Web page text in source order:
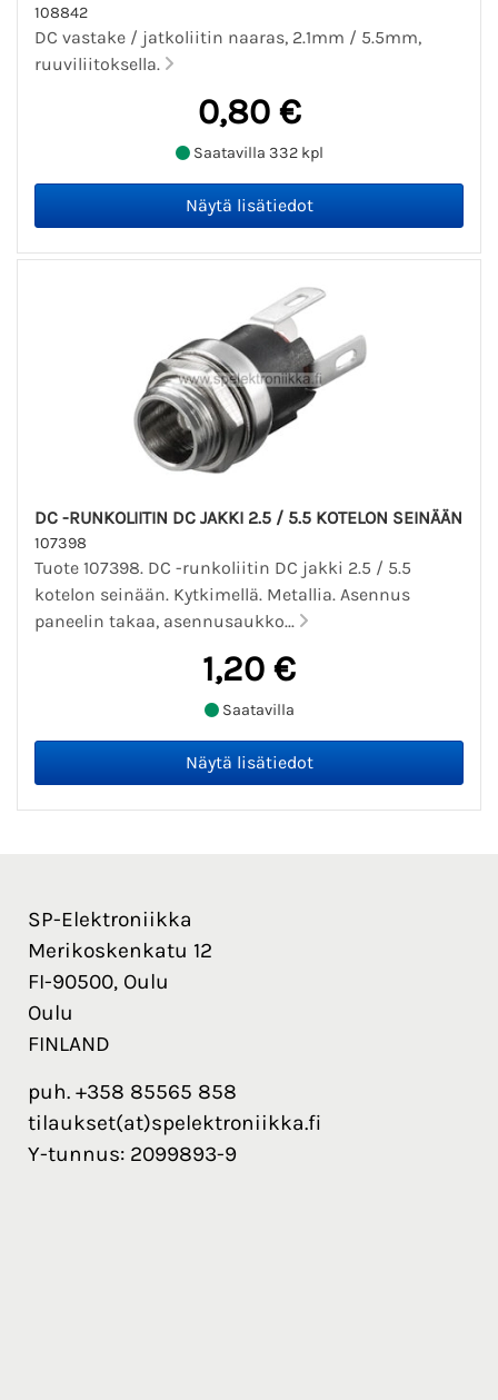
108842
DC vastake / jatkoliitin naaras, 2.1mm / 5.5mm,
ruuviliitoksella.
0,80 €
Saatavilla 332 kpl
DC -RUNKOLIITIN DC JAKKI 2.5 / 5.5 KOTELON SEINÄÄN
107398
Tuote 107398. DC -runkoliitin DC jakki 2.5 / 5.5
kotelon seinään. Kytkimellä. Metallia. Asennus
paneelin takaa, asennusaukko...
1,20 €
Saatavilla
SP-Elektroniikka
Merikoskenkatu 12
FI-90500, Oulu
Oulu
FINLAND
puh. +358 85565 858
tilaukset(at)spelektroniikka.fi
Y-tunnus: 2099893-9